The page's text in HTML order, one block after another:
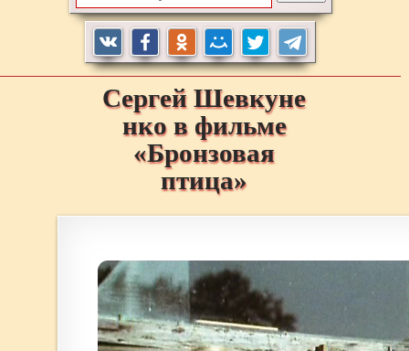
Сергей Шевкуне
нко в фильме
«Бронзовая
птица»